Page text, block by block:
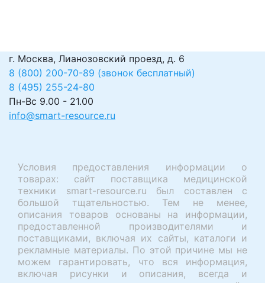
г. Москва, Лианозовский проезд, д. 6
8 (800) 200-70-89 (звонок бесплатный)
8 (495) 255-24-80
Пн-Вс 9.00 - 21.00
info@smart-resource.ru
Условия предоставления информации о
товарах: сайт поставщика медицинской
техники smart-resource.ru был составлен с
большой тщательностью. Тем не менее,
описания товаров основаны на информации,
предоставленной производителями и
поставщиками, включая их сайты, каталоги и
рекламные материалы. По этой причине мы не
можем гарантировать, что вся информация,
включая рисунки и описания, всегда и